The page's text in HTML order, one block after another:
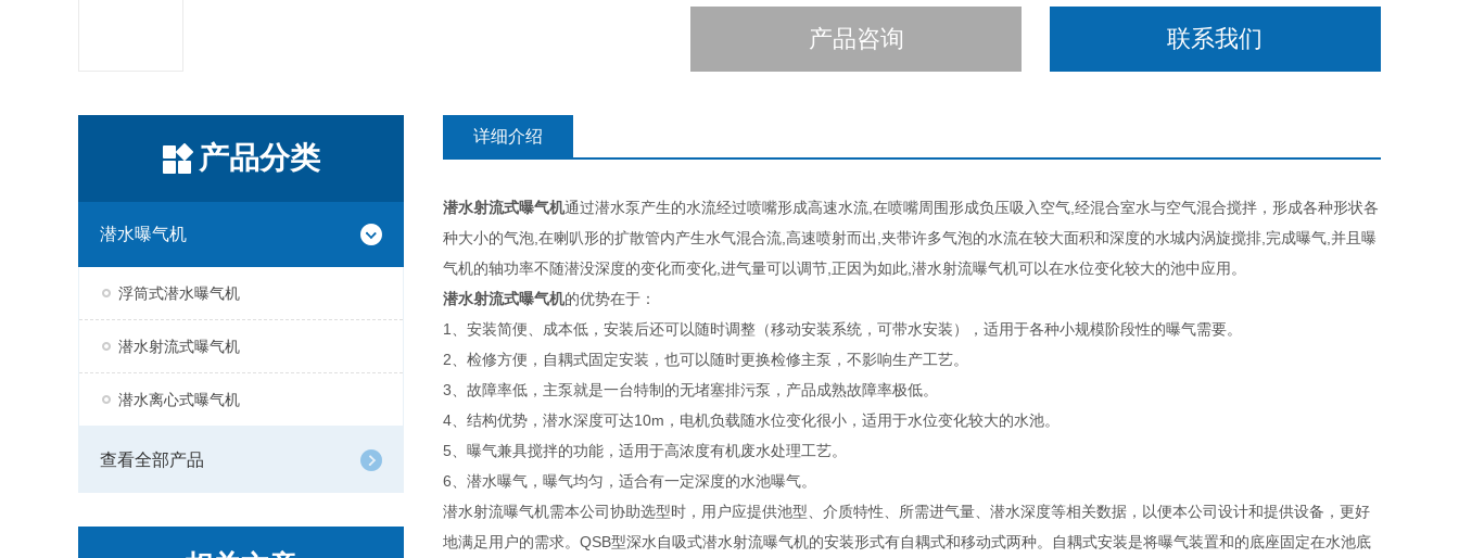
产品咨询 联系我们
产品分类
潜水曝气机
浮筒式潜水曝气机
潜水射流式曝气机
潜水离心式曝气机
查看全部产品
详细介绍
潜水射流式曝气机通过潜水泵产生的水流经过喷嘴形成高速水流,在喷嘴周围形成负压吸入空气,经混合室水与空气混合搅拌，形成各种形状各
种大小的气泡,在喇叭形的扩散管内产生水气混合流,高速喷射而出,夹带许多气泡的水流在较大面积和深度的水城内涡旋搅排,完成曝气,并且曝
气机的轴功率不随潜没深度的变化而变化,进气量可以调节,正因为如此,潜水射流曝气机可以在水位变化较大的池中应用。
潜水射流式曝气机的优势在于：
1、安装简便、成本低，安装后还可以随时调整（移动安装系统，可带水安装），适用于各种小规模阶段性的曝气需要。
2、检修方便，自耦式固定安装，也可以随时更换检修主泵，不影响生产工艺。
3、故障率低，主泵就是一台特制的无堵塞排污泵，产品成熟故障率极低。
4、结构优势，潜水深度可达10m，电机负载随水位变化很小，适用于水位变化较大的水池。
5、曝气兼具搅拌的功能，适用于高浓度有机废水处理工艺。
6、潜水曝气，曝气均匀，适合有一定深度的水池曝气。
潜水射流曝气机需本公司协助选型时，用户应提供池型、介质特性、所需进气量、潜水深度等相关数据，以便本公司设计和提供设备，更好
地满足用户的需求。QSB型深水自吸式潜水射流曝气机的安装形式有自耦式和移动式两种。自耦式安装是将曝气装置和的底座固定在水池底